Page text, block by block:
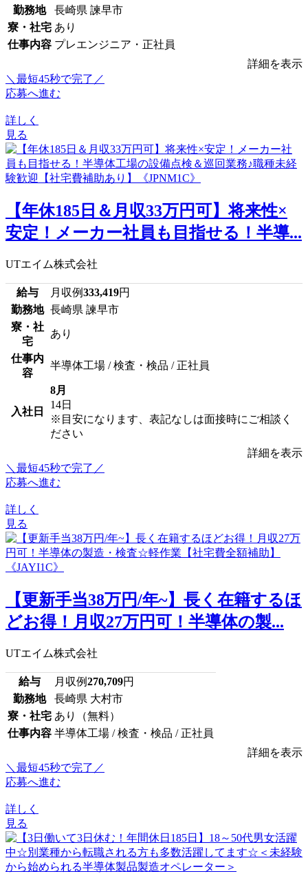
勤務地
長崎県 諫早市
寮・社宅 あり
仕事内容 プレエンジニア・正社員
詳細を表示
＼最短45秒で完了／
応募へ進む
詳しく
見る
【年休185日＆月収33万円可】将来性×
安定！メーカー社員も目指せる！半導...
UTエイム株式会社
給与 月収例333,419円
勤務地 長崎県 諫早市
寮・社
宅
あり
仕事内
容
半導体工場 / 検査・検品 / 正社員
入社日
8月
14日
※目安になります、表記なしは面接時にご相談く
ださい
詳細を表示
＼最短45秒で完了／
応募へ進む
詳しく
見る
【更新手当38万円/年~】長く在籍するほ
どお得！月収27万円可！半導体の製...
UTエイム株式会社
給与 月収例270,709円
勤務地
長崎県 大村市
寮・社宅 あり（無料）
仕事内容 半導体工場 / 検査・検品 / 正社員
詳細を表示
＼最短45秒で完了／
応募へ進む
詳しく
見る